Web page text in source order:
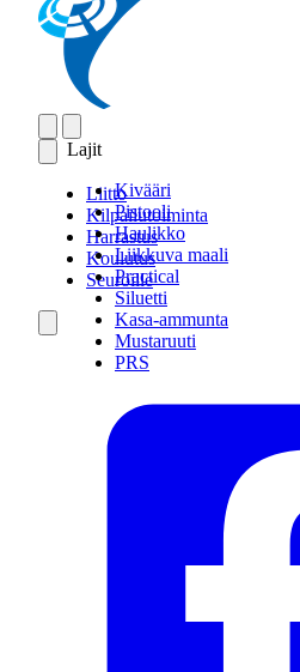
Lajit
Kivääri
Pistooli
Haulikko
Liikkuva maali
Practical
Siluetti
Kasa-ammunta
Mustaruuti
PRS
Liitto
Kilpailutoiminta
Harrastus
Koulutus
Seuroille